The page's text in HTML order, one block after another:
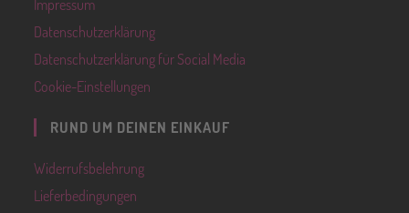
Impressum
Datenschutzerklärung
Datenschutzerklärung für Social Media
Cookie-Einstellungen
RUND UM DEINEN EINKAUF
Widerrufsbelehrung
Lieferbedingungen